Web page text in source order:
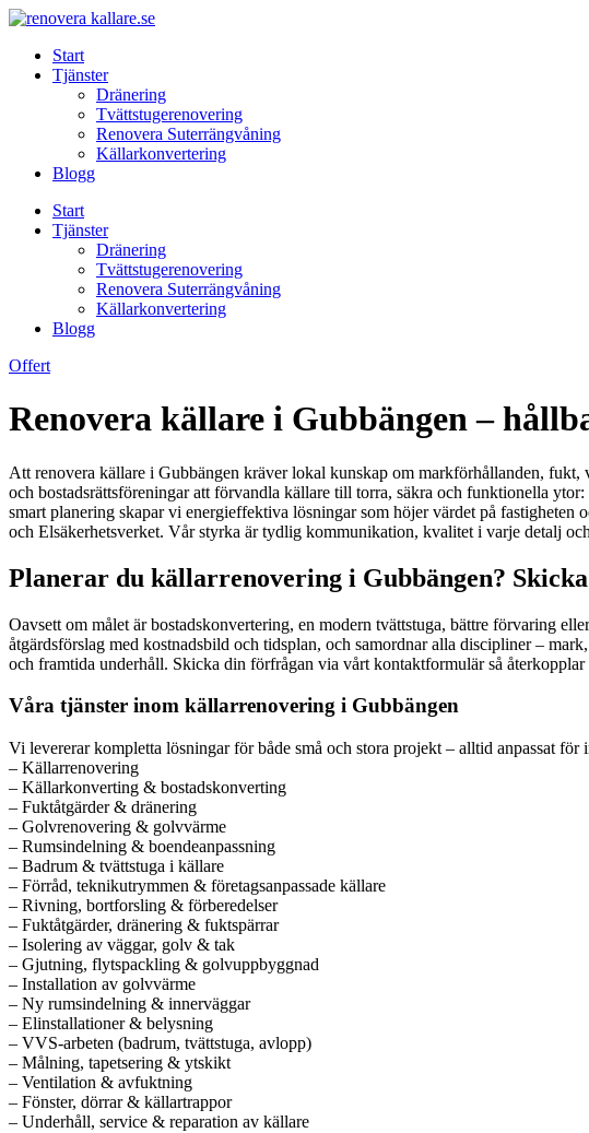
Skip
contentStart
Tjänster
Dränering
Tvättstugerenovering
Renovera Suterrängvåning
Källarkonvertering
Blogg
Start
Tjänster
Dränering
Tvättstugerenovering
Renovera Suterrängvåning
Källarkonvertering
Blogg
Offert
Renovera källare i Gubbängen –
Att renovera källare i Gubbängen kräver lokal kunskap om markförhållanden,
och bostadsrättsföreningar att förvandla källare till torra, säkra och funktionella
smart planering skapar vi energieffektiva lösningar som höjer värdet på
och Elsäkerhetsverket. Vår styrka är tydlig kommunikation, kvalitet i varje detalj
Planerar du källarrenovering i Gubbängen?
Oavsett om målet är bostadskonvertering, en modern tvättstuga, bättre förvaring
åtgärdsförslag med kostnadsbild och tidsplan, och samordnar alla discipliner –
och framtida underhåll. Skicka din förfrågan via vårt kontaktformulär så
Våra tjänster inom källarrenovering i Gubbängen
Vi levererar kompletta lösningar för både små och stora projekt – alltid anpassat
– Källarrenovering
– Källarkonverting & bostadskonverting
– Fuktåtgärder & dränering
– Golvrenovering & golvvärme
– Rumsindelning & boendeanpassning
– Badrum & tvättstuga i källare
– Förråd, teknikutrymmen & företagsanpassade källare
– Rivning, bortforsling & förberedelser
– Fuktåtgärder, dränering & fuktspärrar
– Isolering av väggar, golv & tak
– Gjutning, flytspackling & golvuppbyggnad
– Installation av golvvärme
– Ny rumsindelning & innerväggar
– Elinstallationer & belysning
– VVS-arbeten (badrum, tvättstuga, avlopp)
– Målning, tapetsering & ytskikt
– Ventilation & avfuktning
– Fönster, dörrar & källartrappor
– Underhåll, service & reparation av källare